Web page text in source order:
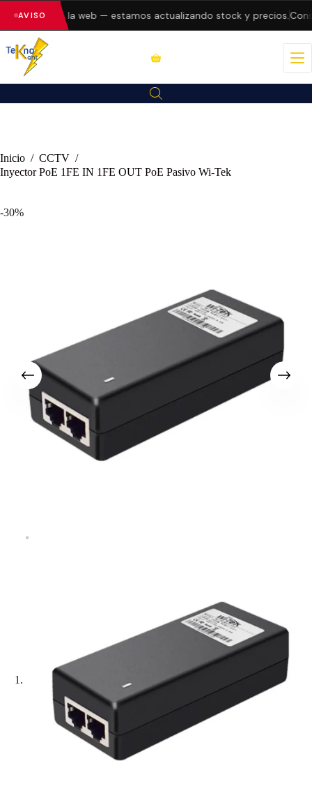
AVISO
errores en la web — estamos actualizando stock y precios.
Inicio / CCTV /
Inyector PoE 1FE IN 1FE OUT PoE Pasivo Wi-Tek
-30%